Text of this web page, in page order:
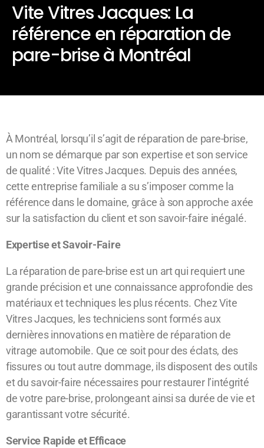
Vite Vitres Jacques: La
référence en réparation de
pare-brise à Montréal
À Montréal, lorsqu’il s’agit de réparation de pare-brise,
un nom se démarque par son expertise et son service
de qualité : Vite Vitres Jacques. Depuis des années,
cette entreprise familiale a su s’imposer comme la
référence dans le domaine, grâce à son approche axée
sur la satisfaction du client et son savoir-faire inégalé.
Expertise et Savoir-Faire
La réparation de pare-brise est un art qui requiert une
grande précision et une connaissance approfondie des
matériaux et techniques les plus récents. Chez Vite
Vitres Jacques, les techniciens sont formés aux
dernières innovations en matière de réparation de
vitrage automobile. Que ce soit pour des éclats, des
fissures ou tout autre dommage, ils disposent des outils
et du savoir-faire nécessaires pour restaurer l’intégrité
de votre pare-brise, prolongeant ainsi sa durée de vie et
garantissant votre sécurité.
Service Rapide et Efficace